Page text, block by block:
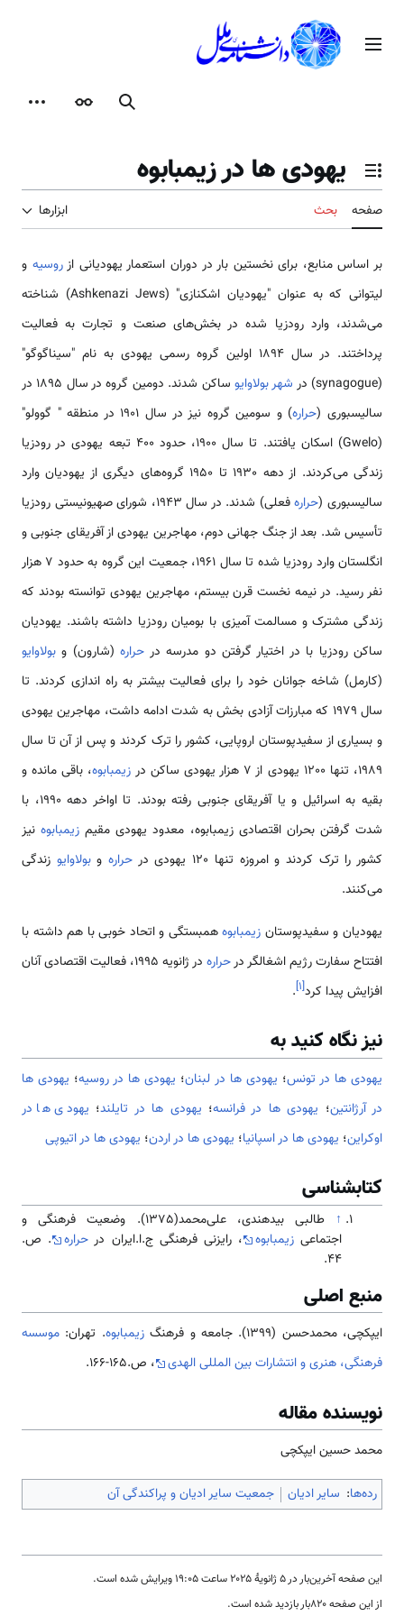
محتوامنوی اصلی
جستجوظاهر
تغییر وضعیت فهرست محتویات
یهودی ها در زیمبابوه
صفحه بحث ابزارها
بر اساس منابع، برای نخستین بار در دوران استعمار یهودیانی ازروسیه و
لیتوانی که به عنوان "یهودیان اشکنازی" (Ashkenazi Jews) شناخته
می‌شدند، وارد رودزیا شده در بخش‌های صنعت و تجارت به فعالیت
پرداختند. در سال 1894 اولین گروه رسمی یهودی به نام "سیناگوگو"
(synagogue) در
شهر بولاوایو
ساکن شدند. دومین گروه در سال 1895 در
سالیسبوری (حراره
) و سومین گروه نیز در سال 1901 در منطقه " گوولو"
(Gwelo) اسکان یافتند. تا سال 1900، حدود 400 تبعه یهودی در رودزیا
زندگی می‌کردند. از دهه 1930 تا 1950 گروه‌های دیگری از یهودیان وارد
سالیسبوری (حراره
فعلی) شدند. در سال 1943، شورای صهیونیستی رودزیا
تأسیس شد. بعد از جنگ جهانی دوم، مهاجرین یهودی از آفریقای جنوبی و
انگلستان وارد رودزیا شده تا سال 1961، جمعیت این گروه به حدود 7 هزار
نفر رسید. در نیمه نخست قرن بیستم، مهاجرین یهودی توانسته بودند که
زندگی مشترک و مسالمت آمیزی با بومیان رودزیا داشته باشند. یهودیان
ساکن رودزیا با در اختیار گرفتن دو مدرسه در حراره(شارون) و بولاوایو
(کارمل) شاخه جوانان خود را برای فعالیت بیشتر به راه اندازی کردند. تا
سال 1979 که مبارزات آزادی بخش به شدت ادامه داشت، مهاجرین یهودی
و بسیاری از سفیدپوستان اروپایی، کشور را ترک کردند و پس از آن تا سال
1989، تنها 1200 یهودی از 7 هزار یهودی ساکن در
زیمبابوه، باقی مانده و
بقیه به اسرائیل و یا آفریقای جنوبی رفته بودند. تا اواخر دهه 1990، با
شدت گرفتن بحران اقتصادی زیمبابوه، معدود یهودی مقیم زیمبابوهنیز
کشور را ترک کردند و امروزه تنها 120 یهودی در
حرارهوبولاوایو زندگی
می‌کنند.
یهودیان و سفیدپوستان زیمبابوههمبستگی و اتحاد خوبی با هم داشته با
افتتاح سفارت رژیم اشغالگر درحراره
در ژانویه 1995، فعالیت اقتصادی آنان
افزایش پیدا کرد[۱]
.
نیز نگاه کنید به
یهودی ها در تونس؛ یهودی ها در لبنان؛ یهودی ها در روسیه؛ یهودی ها
در آرژانتین؛ یهودی ها در فرانسه؛ یهودی ها در تایلند؛ یهودی ها در
اوکراین؛ یهودی ها در اسپانیا؛ یهودی ها در اردن؛ یهودی ها در اتیوپی
کتابشناسی
↑
طالبی بیدهندی، علی‌محمد(1375). وضعیت فرهنگی و
اجتماعی زیمبابوه ، رایزنی فرهنگی ج.ا.ایران در حراره
. ص.
44.
منبع اصلی
ایپکچی، محمدحسن (1399). جامعه و فرهنگ زیمبابوه. تهران: موسسه
فرهنگی، هنری و انتشارات بین المللی الهدی
، ص.165-166.
نویسنده مقاله
محمد حسین ایپکچی
رده‌ها: سایر ادیان جمعیت سایر ادیان و پراکندگی آن
این صفحه آخرین‌بار در ‏۵ ژانویهٔ ۲۰۲۵ ساعت ‏۱۹:۰۵ ویرایش شده است.
از این صفحه ۸۲۰بار بازدید شده است.